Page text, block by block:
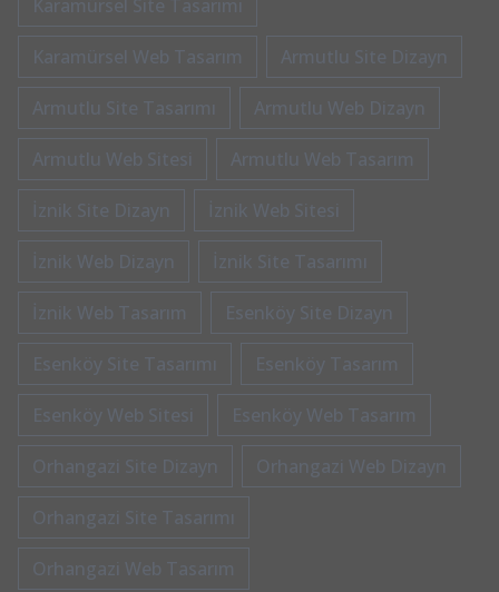
Karamürsel Site Tasarımı
Karamürsel Web Tasarım Armutlu Site Dizayn
Armutlu Site Tasarımı Armutlu Web Dizayn
Armutlu Web Sitesi Armutlu Web Tasarım
İznik Site Dizayn İznik Web Sitesi
İznik Web Dizayn İznik Site Tasarımı
İznik Web Tasarım Esenköy Site Dizayn
Esenköy Site Tasarımı Esenköy Tasarım
Esenköy Web Sitesi Esenköy Web Tasarım
Orhangazi Site Dizayn Orhangazi Web Dizayn
Orhangazi Site Tasarımı
Orhangazi Web Tasarım